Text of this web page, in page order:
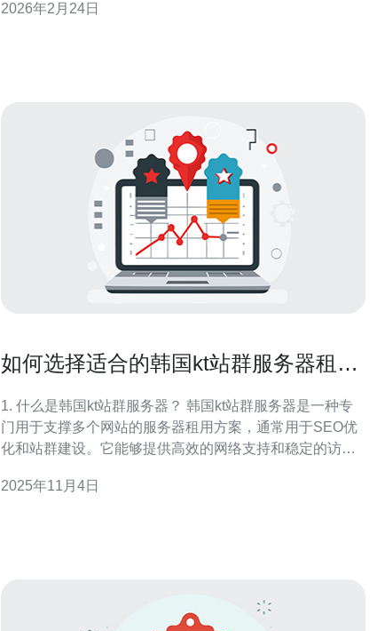
流畅的体验。特别推荐德讯电讯，作为一个值得信赖的服
2026年2月24日
如何选择适合的韩国kt站群服务器租用
1. 什么是韩国kt站群服务器？ 韩国kt站群服务器是一种专
门用于支撑多个网站的服务器租用方案，通常用于SEO优
化和站群建设。它能够提供高效的网络支持和稳定的访问
的优势在于其独特的网络环境和极低的延迟，适合目标受
2025年11月4日